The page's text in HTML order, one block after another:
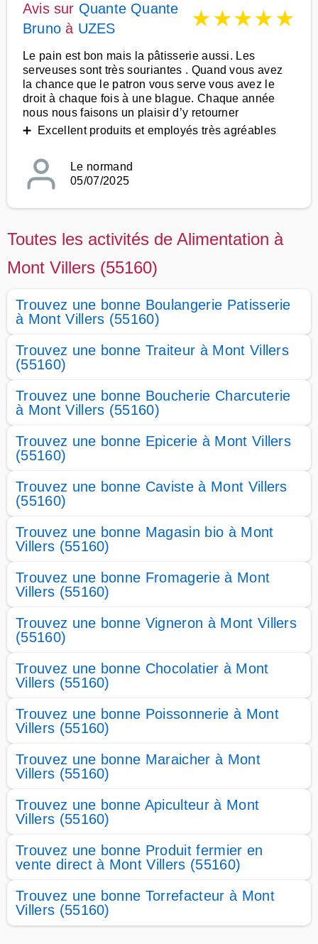
Avis sur Quante Quante
Bruno à UZES ★★★★★
Le pain est bon mais la pâtisserie aussi. Les
serveuses sont très souriantes . Quand vous avez
la chance que le patron vous serve vous avez le
droit à chaque fois à une blague. Chaque année
nous nous faisons un plaisir d’y retourner
➕ Excellent produits et employés très agréables
Le normand
05/07/2025
Toutes les activités de Alimentation à
Mont Villers (55160)
Trouvez une bonne Boulangerie Patisserie
à Mont Villers (55160)
Trouvez une bonne Traiteur à Mont Villers
(55160)
Trouvez une bonne Boucherie Charcuterie
à Mont Villers (55160)
Trouvez une bonne Epicerie à Mont Villers
(55160)
Trouvez une bonne Caviste à Mont Villers
(55160)
Trouvez une bonne Magasin bio à Mont
Villers (55160)
Trouvez une bonne Fromagerie à Mont
Villers (55160)
Trouvez une bonne Vigneron à Mont Villers
(55160)
Trouvez une bonne Chocolatier à Mont
Villers (55160)
Trouvez une bonne Poissonnerie à Mont
Villers (55160)
Trouvez une bonne Maraicher à Mont
Villers (55160)
Trouvez une bonne Apiculteur à Mont
Villers (55160)
Trouvez une bonne Produit fermier en
vente direct à Mont Villers (55160)
Trouvez une bonne Torrefacteur à Mont
Villers (55160)